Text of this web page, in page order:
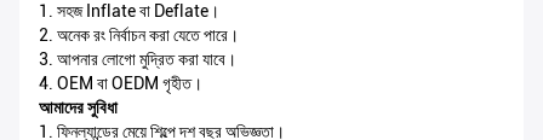
1. সহজ Inflate বা Deflate।
2. অনেক রং নির্বাচন করা যেতে পারে।
3. আপনার লোগো মুদ্রিত করা যাবে।
4. OEM বা OEDM গৃহীত।
আমাদের সুবিধা
1. ফিনল্যান্ডের মেয়ে শিল্পে দশ বছর অভিজ্ঞতা।